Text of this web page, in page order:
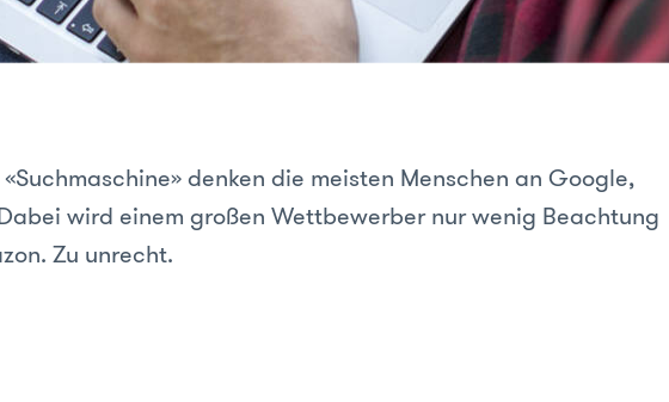
denken die meisten Menschen an Google,
wird einem großen Wettbewerber nur wenig Beachtung
Zu unrecht.